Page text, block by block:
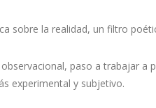
sobre la realidad, un filtro
paso a trabajar a
experimental y subjetivo.